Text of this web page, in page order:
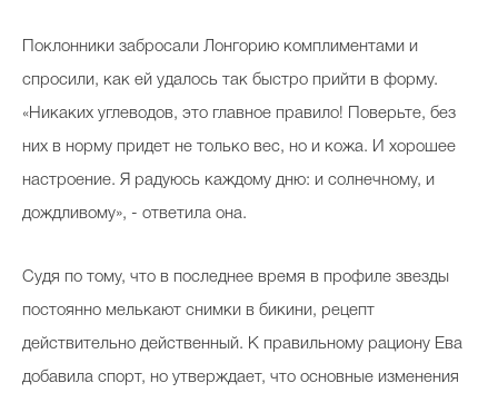
Поклонники забросали Лонгорию комплиментами и
спросили, как ей удалось так быстро прийти в форму.
«Никаких углеводов, это главное правило! Поверьте, без
них в норму придет не только вес, но и кожа. И хорошее
настроение. Я радуюсь каждому дню: и солнечному, и
дождливому», - ответила она.
Судя по тому, что в последнее время в профиле звезды
постоянно мелькают снимки в бикини, рецепт
действительно действенный. К правильному рациону Ева
добавила спорт, но утверждает, что основные изменения